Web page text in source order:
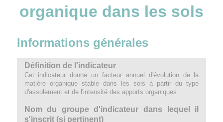
organique dans les sols
Informations générales
Définition de l'indicateur
Cet indicateur donne un facteur annuel d'évolution de la
matière organique stable dans les sols à partir du type
d'assolement et de l'intensité des apports organiques
Nom du groupe d'indicateur dans lequel il
s'inscrit (si pertinent)